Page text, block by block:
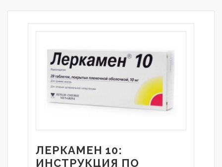
ЛЕРКАМЕН 10:
ИНСТРУКЦИЯ ПО